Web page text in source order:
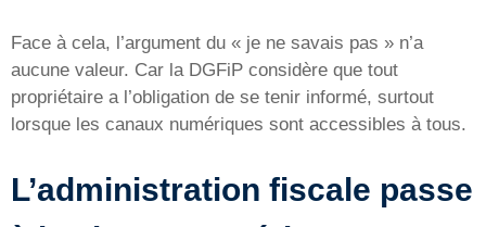
Face à cela, l’argument du « je ne savais pas » n’a
aucune valeur. Car la DGFiP considère que tout
propriétaire a l’obligation de se tenir informé, surtout
lorsque les canaux numériques sont accessibles à tous.
L’administration fiscale passe